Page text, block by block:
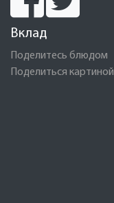
Вклад
Поделитесь блюдом
Поделиться картиной